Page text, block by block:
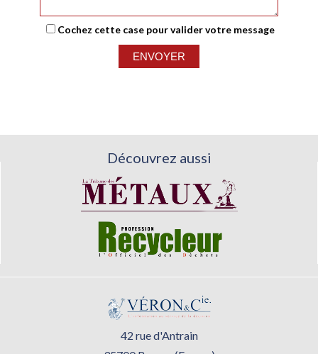
Cochez cette case pour valider votre message
Découvrez aussi
42 rue d'Antrain